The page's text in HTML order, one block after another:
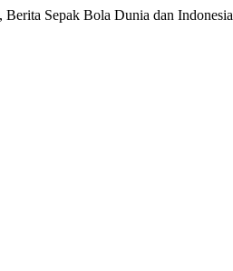
Sepak Bola Dunia dan Indonesia